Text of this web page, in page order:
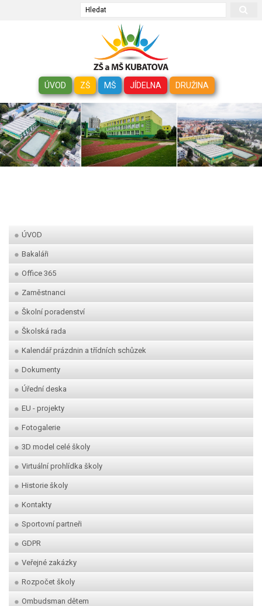
Hledat
ÚVOD ZŠ MŠ JÍDELNA DRUŽINA
ÚVOD
Bakaláři
Office 365
Zaměstnanci
Školní poradenství
Školská rada
Kalendář prázdnin a třídních schůzek
Dokumenty
Úřední deska
EU - projekty
Fotogalerie
3D model celé školy
Virtuální prohlídka školy
Historie školy
Kontakty
Sportovní partneři
GDPR
Veřejné zakázky
Rozpočet školy
Ombudsman dětem